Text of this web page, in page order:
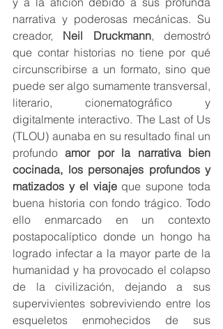
narrativa y poderosas mecánicas. Su
creador, Neil Druckmann, demostró
que contar historias no tiene por qué
circunscribirse a un formato, sino que
puede ser algo sumamente transversal,
literario, cionematográfico y
digitalmente interactivo. The Last of Us
(TLOU) aunaba en su resultado final un
profundo amor por la narrativa bien
cocinada, los personajes profundos y
matizados y el viaje que supone toda
buena historia con fondo trágico. Todo
ello enmarcado en un contexto
postapocalíptico donde un hongo ha
logrado infectar a la mayor parte de la
humanidad y ha provocado el colapso
de la civilización, dejando a sus
supervivientes sobreviviendo entre los
esqueletos enmohecidos de sus